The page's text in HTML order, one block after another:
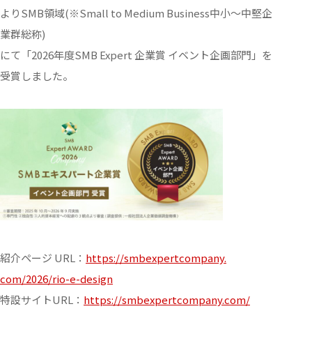
よりSMB領域(※Small to Medium Business中小〜中堅企
業群総称)
にて「2026年度SMB Expert 企業賞 イベント企画部門」を
受賞しました。
紹介ページ URL： https://smbexpertcompany.
com/2026/rio-e-design
特設サイトURL： https://smbexpertcompany.com/